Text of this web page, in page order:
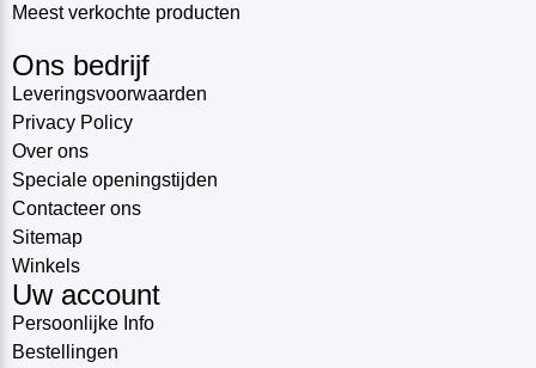
Meest verkochte producten
Ons bedrijf
Leveringsvoorwaarden
Privacy Policy
Over ons
Speciale openingstijden
Contacteer ons
Sitemap
Winkels
Uw account
Persoonlijke Info
Bestellingen